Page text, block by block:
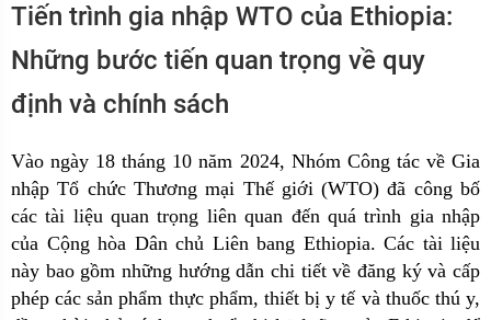
Tiến trình gia nhập WTO của Ethiopia:
Những bước tiến quan trọng về quy
định và chính sách
Vào ngày 18 tháng 10 năm 2024, Nhóm Công tác về Gia
nhập Tổ chức Thương mại Thế giới (WTO) đã công bố
các tài liệu quan trọng liên quan đến quá trình gia nhập
của Cộng hòa Dân chủ Liên bang Ethiopia. Các tài liệu
này bao gồm những hướng dẫn chi tiết về đăng ký và cấp
phép các sản phẩm thực phẩm, thiết bị y tế và thuốc thú y,